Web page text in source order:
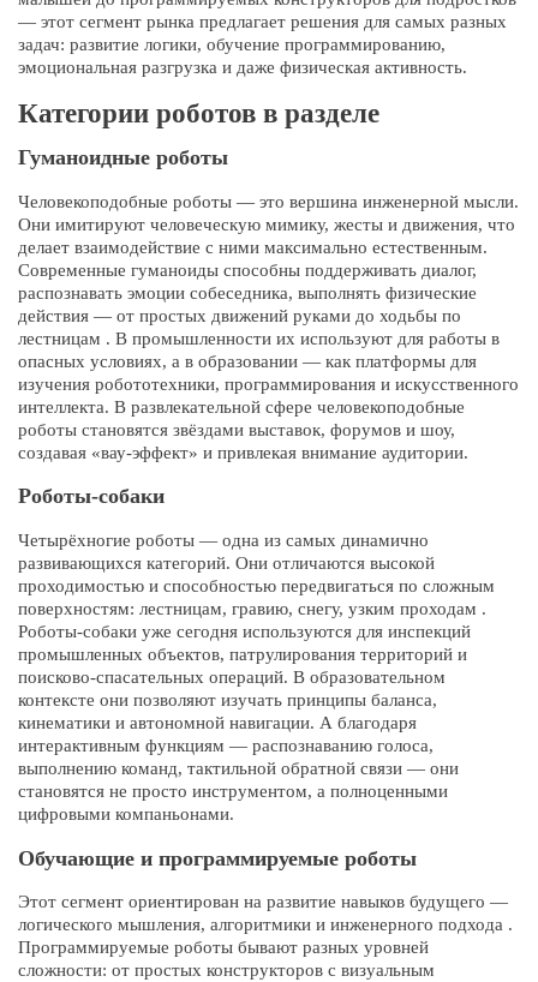
— этот сегмент рынка предлагает решения для самых разных
задач: развитие логики, обучение программированию,
эмоциональная разгрузка и даже физическая активность.
Категории роботов в разделе
Гуманоидные роботы
Человекоподобные роботы — это вершина инженерной мысли.
Они имитируют человеческую мимику, жесты и движения, что
делает взаимодействие с ними максимально естественным.
Современные гуманоиды способны поддерживать диалог,
распознавать эмоции собеседника, выполнять физические
действия — от простых движений руками до ходьбы по
лестницам . В промышленности их используют для работы в
опасных условиях, а в образовании — как платформы для
изучения робототехники, программирования и искусственного
интеллекта. В развлекательной сфере человекоподобные
роботы становятся звёздами выставок, форумов и шоу,
создавая «вау-эффект» и привлекая внимание аудитории.
Роботы-собаки
Четырёхногие роботы — одна из самых динамично
развивающихся категорий. Они отличаются высокой
проходимостью и способностью передвигаться по сложным
поверхностям: лестницам, гравию, снегу, узким проходам .
Роботы-собаки уже сегодня используются для инспекций
промышленных объектов, патрулирования территорий и
поисково-спасательных операций. В образовательном
контексте они позволяют изучать принципы баланса,
кинематики и автономной навигации. А благодаря
интерактивным функциям — распознаванию голоса,
выполнению команд, тактильной обратной связи — они
становятся не просто инструментом, а полноценными
цифровыми компаньонами.
Обучающие и программируемые роботы
Этот сегмент ориентирован на развитие навыков будущего —
логического мышления, алгоритмики и инженерного подхода .
Программируемые роботы бывают разных уровней
сложности: от простых конструкторов с визуальным